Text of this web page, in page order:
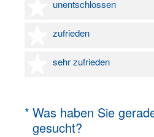
unentschlossen
3 Sterne
zufrieden
4 Sterne
sehr zufrieden
5 Sterne
* Was haben Sie
gesucht?
(Erforderlich.)